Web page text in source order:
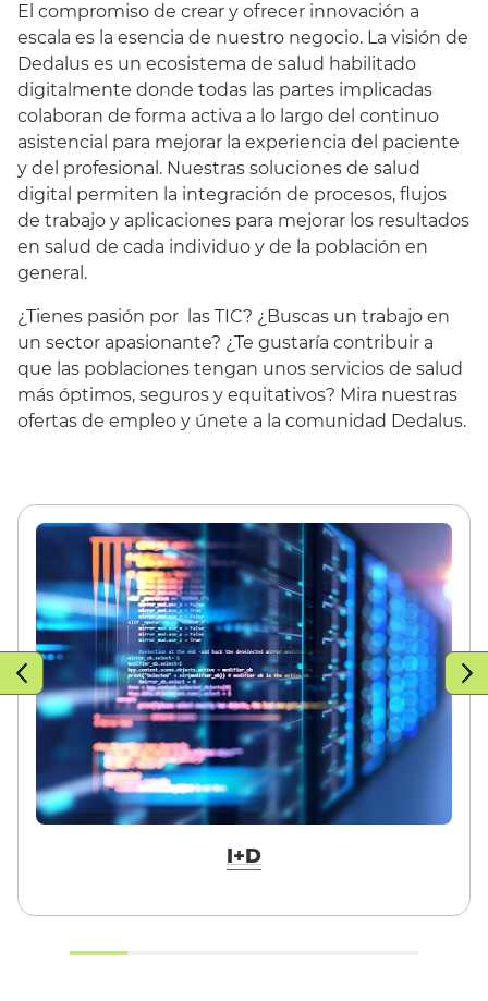
El compromiso de crear y ofrecer innovación a
escala es la esencia de nuestro negocio. La visión de
Dedalus es un ecosistema de salud habilitado
digitalmente donde todas las partes implicadas
colaboran de forma activa a lo largo del continuo
asistencial para mejorar la experiencia del paciente
y del profesional. Nuestras soluciones de salud
digital permiten la integración de procesos, flujos
de trabajo y aplicaciones para mejorar los resultados
en salud de cada individuo y de la población en
general.
¿Tienes pasión por las TIC? ¿Buscas un trabajo en
un sector apasionante? ¿Te gustaría contribuir a
que las poblaciones tengan unos servicios de salud
más óptimos, seguros y equitativos? Mira nuestras
ofertas de empleo y únete a la comunidad Dedalus.
I+D